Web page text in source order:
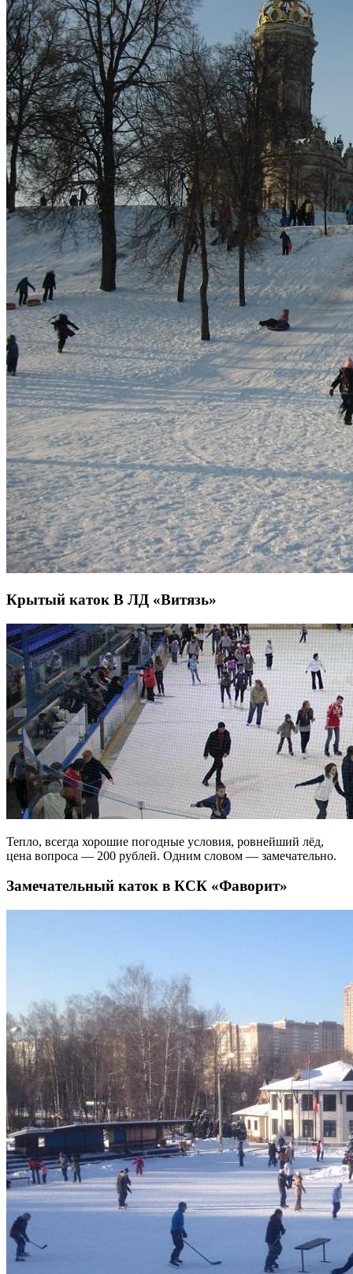
Крытый каток В ЛД «Витязь»
Тепло, всегда хорошие погодные условия, ровнейший лёд,
цена вопроса — 200 рублей. Одним словом — замечательно.
Замечательный каток в КСК «Фаворит»